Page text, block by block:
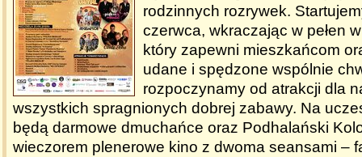
rodzinnych rozrywek.
czerwca, wkraczając w pełen
który zapewni mieszkańcom
udane i spędzone wspólnie
rozpoczynamy od atrakcji dla
wszystkich spragnionych dobrej zabawy. Na
będą darmowe dmuchańce oraz Podhalański
wieczorem plenerowe kino z dwoma seansami –